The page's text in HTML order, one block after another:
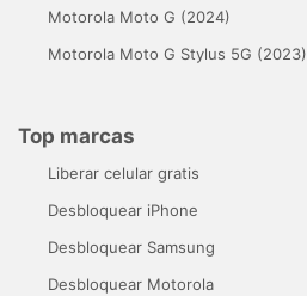
Motorola Moto G (2024)
Motorola Moto G Stylus 5G (2023)
Top marcas
Liberar celular gratis
Desbloquear iPhone
Desbloquear Samsung
Desbloquear Motorola